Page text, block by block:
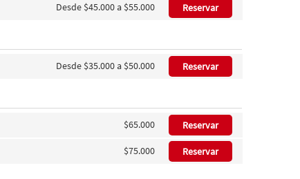
Desde $45.000 a $55.000 Reservar
Desde $35.000 a $50.000 Reservar
$65.000 Reservar
$75.000 Reservar